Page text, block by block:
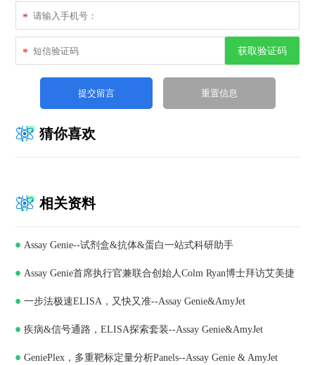
*
* 获取验证码
猜你喜欢
相关资料
Assay Genie--试剂盒&抗体&蛋白一站式科研助手
Assay Genie首席执行官兼联合创始人Colm Ryan博士拜访艾美捷
科技，深化合作共谋发展
一步法极速ELISA，又快又准--Assay Genie&AmyJet
疾病&信号通路，ELISA探索套装--Assay Genie&AmyJet
GeniePlex，多重靶标定量分析Panels--Assay Genie & AmyJet